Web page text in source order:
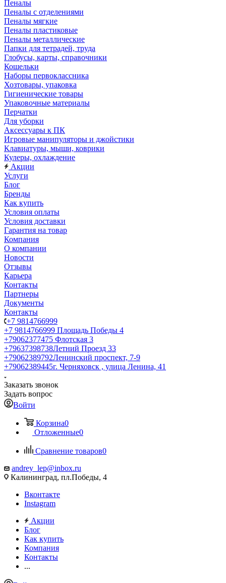
Пеналы
Пеналы с отделениями
Пеналы мягкие
Пеналы пластиковые
Пеналы металлические
Папки для тетрадей, труда
Глобусы, карты, справочники
Кошельки
Наборы первоклассника
Хозтовары, упаковка
Гигиенические товары
Упаковочные материалы
Перчатки
Для уборки
Аксессуары к ПК
Игровые манипуляторы и джойстики
Клавиатуры, мыши, коврики
Кулеры, охлаждение
Акции
Услуги
Блог
Бренды
Как купить
Условия оплаты
Условия доставки
Гарантия на товар
Компания
О компании
Новости
Отзывы
Карьера
Контакты
Партнеры
Документы
Контакты
+7 9814766999
+7 9814766999 Площадь Победы 4
+79062377475 Флотская 3
+79637398738Летний Проезд 33
+79062389792Ленинский проспект, 7-9
+79062389445г. Черняховск , улица Ленина, 41
Заказать звонок
Задать вопрос
Войти
Корзина0
Отложенные0
Сравнение товаров0
andrey_lep@inbox.ru
Калининград, пл.Победы, 4
Вконтакте
Instagram
Акции
Блог
Как купить
Компания
Контакты
...